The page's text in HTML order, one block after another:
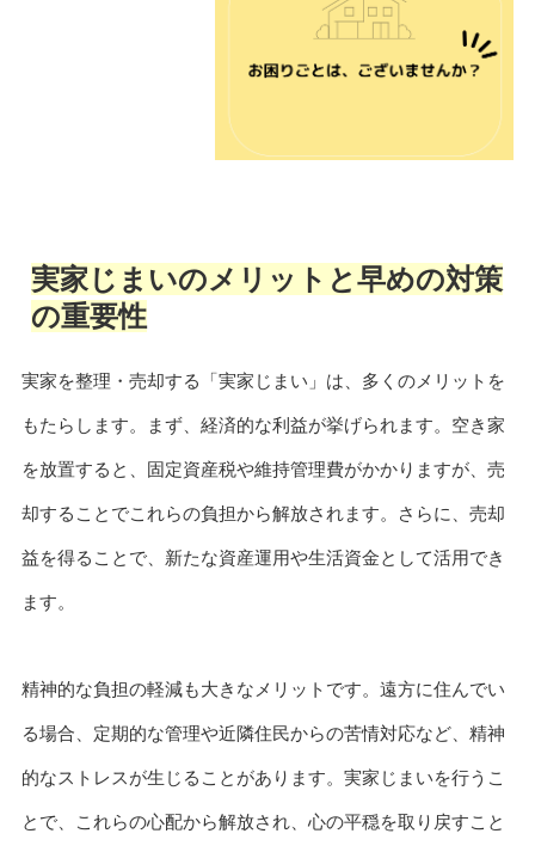
実家じまいのメリットと早めの対策
の重要性
実家を整理・売却する「実家じまい」は、多くのメリットを
もたらします。まず、経済的な利益が挙げられます。空き家
を放置すると、固定資産税や維持管理費がかかりますが、売
却することでこれらの負担から解放されます。さらに、売却
益を得ることで、新たな資産運用や生活資金として活用でき
ます。
精神的な負担の軽減も大きなメリットです。遠方に住んでい
る場合、定期的な管理や近隣住民からの苦情対応など、精神
的なストレスが生じることがあります。実家じまいを行うこ
とで、これらの心配から解放され、心の平穏を取り戻すこと